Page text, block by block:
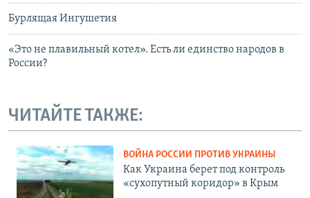
Бурлящая Ингушетия
«Это не плавильный котел». Есть ли единство народов в
России?
ЧИТАЙТЕ ТАКЖЕ:
ВОЙНА РОССИИ ПРОТИВ УКРАИНЫ
Как Украина берет под контроль
«сухопутный коридор» в Крым